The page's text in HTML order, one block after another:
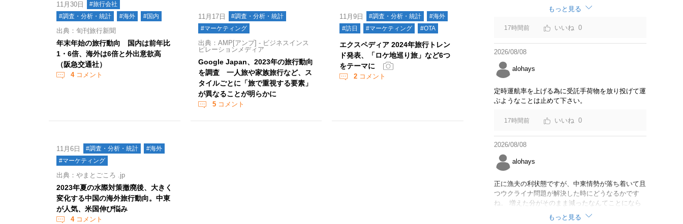
11月30日
#旅行会社
#調査・分析・統計
#海外 #国内
出典：旬刊旅行新聞
年末年始の旅行動向 国内は前年比
1・6倍、海外は6倍と外出意欲高
（阪急交通社）
4コメント
11月17日
#調査・分析・統計
#マーケティング
出典：AMP[アンプ] - ビジネスインス
ピレーションメディア
Google Japan、2023年の旅行動向
を調査 一人旅や家族旅行など、ス
タイルごとに「旅で重視する要素」
が異なることが明らかに
5コメント
11月9日 #調査・分析・統計
#海外
#訪日
#マーケティング #OTA
エクスペディア 2024年旅行トレン
ド発表、「ロケ地巡り旅」など6つ
をテーマに
2 コメント
11月6日 #調査・分析・統計
#海外
#マーケティング
出典：やまとごころ .jp
2023年夏の水際対策撤廃後、大きく
変化する中国の海外旅行動向。中東
が人気、米国伸び悩み
4コメント
もっと見る
17時間前 0
2026/08/08
alohays
定時運航率を上げる為に受託手荷物を放り投げて運
ぶようなことは止めて下さい。
17時間前 0
2026/08/08
alohays
正に漁夫の利状態ですが、中東情勢が落ち着いて且
つウクライナ問題が解決した時にどうなるかです
ね。 増えた分がそのまま減ったなんてことになら
なければいいですが。
もっと見る